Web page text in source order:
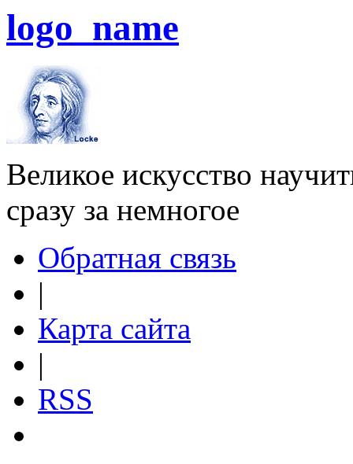
logo_name
Великое искусство
сразу за немногое
Обратная связь
|
Карта сайта
|
RSS